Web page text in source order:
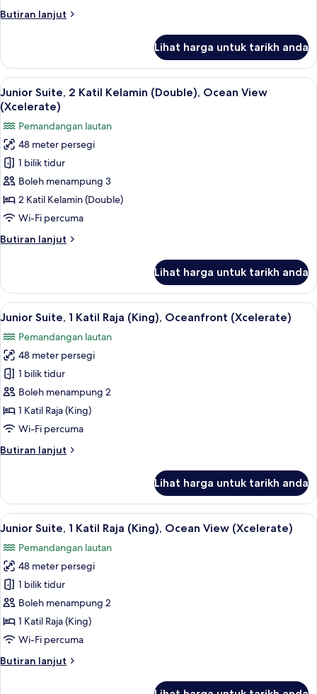
Oceanfront
Butiran lanjut
Butiran
Suite,
Katil
Kelamin
(Double),
Oceanfront
(Xcelerate)
Lihat harga untuk tarikh anda
Lihat
semua
foto
untuk
Junior
Suite,
2
Katil
Kelamin
Ocean
Peralatan tempat tidur premium,
6
Junior Suite, 2 Katil Kelamin (Double), Ocean View
(Xcelerate)
Pemandangan lautan
48 meter persegi
1 bilik tidur
Boleh menampung 3
2 Katil Kelamin (Double)
Wi-Fi percuma
Butiran lanjut
Butiran
Suite,
Katil
(Double),
Ocean
View
(Xcelerate)
Lihat harga untuk tarikh anda
Lihat
semua
foto
untuk
Junior
Suite,
1
Katil
(King),
Peralatan tempat tidur premium,
7
Junior Suite, 1 Katil Raja (King), Oceanfront (Xcelerate)
Pemandangan lautan
48 meter persegi
1 bilik tidur
Boleh menampung 2
1 Katil Raja (King)
Wi-Fi percuma
Butiran lanjut
Butiran
Suite,
Katil
(King),
Oceanfront
(Xcelerate)
Lihat harga untuk tarikh anda
Lihat
semua
foto
untuk
Junior
Suite,
1
Katil
(King),
Peralatan tempat tidur premium,
7
Junior Suite, 1 Katil Raja (King), Ocean View (Xcelerate)
Pemandangan lautan
48 meter persegi
1 bilik tidur
Boleh menampung 2
1 Katil Raja (King)
Wi-Fi percuma
Butiran lanjut
Butiran